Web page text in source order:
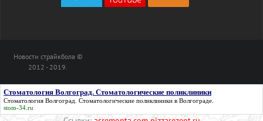
Новости страйкбола ©
2012 - 2019.
Стоматология Волгоград. Стоматологические поликлиники
Стоматология Волгоград. Стоматологические поликлиники в Волгограде.
stom-34.ru